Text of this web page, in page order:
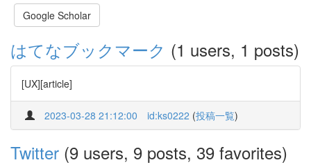
Google Scholar
はてなブックマーク (1 users, 1 posts)
[UX][article]
2023-03-28 21:12:00 id:ks0222 (投稿一覧)
Twitter (9 users, 9 posts, 39 favorites)